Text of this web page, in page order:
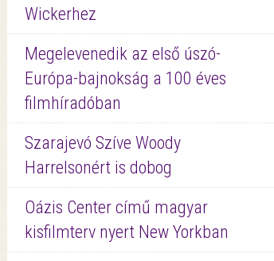
Wickerhez
Megelevenedik az első úszó-
Európa-bajnokság a 100 éves
filmhíradóban
Szarajevó Szíve Woody
Harrelsonért is dobog
Oázis Center című magyar
kisfilmterv nyert New Yorkban